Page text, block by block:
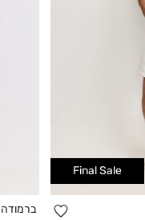
Final Sale
הוספה
ברמודה